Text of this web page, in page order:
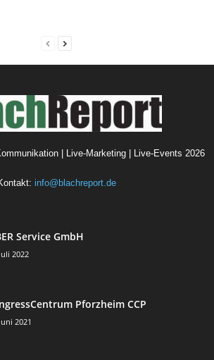
| Live-Marketing | Live-Events 2026
info@blachreport.de
Service GmbH
2022
Pforzheim CCP
2021